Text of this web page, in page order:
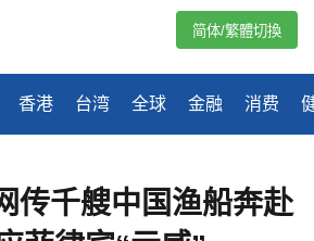
香港 台湾 全球 金融 消费
简体/繁體切換
传千艘中国渔船奔赴